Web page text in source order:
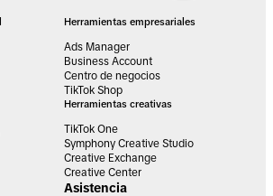
Herramientas empresariales
Ads Manager
Business Account
Centro de negocios
TikTok Shop
Herramientas creativas
TikTok One
Symphony Creative Studio
Creative Exchange
Creative Center
Asistencia